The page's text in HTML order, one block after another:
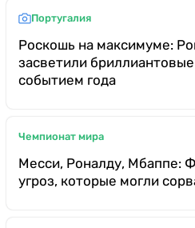
Португалия
Роскошь на максимуме:
засветили
событием года
Чемпионат мира
Месси, Роналду, Мбаппе:
угроз, которые могли